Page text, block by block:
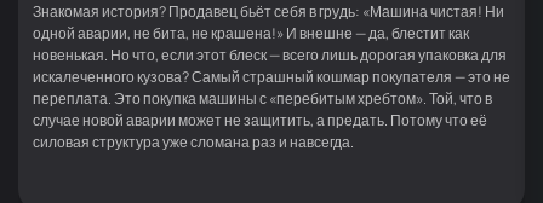
Знакомая история? Продавец бьёт себя в грудь: «Машина чистая! Ни
одной аварии, не бита, не крашена!» И внешне — да, блестит как
новенькая. Но что, если этот блеск — всего лишь дорогая упаковка для
искалеченного кузова? Самый страшный кошмар покупателя — это не
переплата. Это покупка машины с «перебитым хребтом». Той, что в
случае новой аварии может не защитить, а предать. Потому что её
силовая структура уже сломана раз и навсегда.